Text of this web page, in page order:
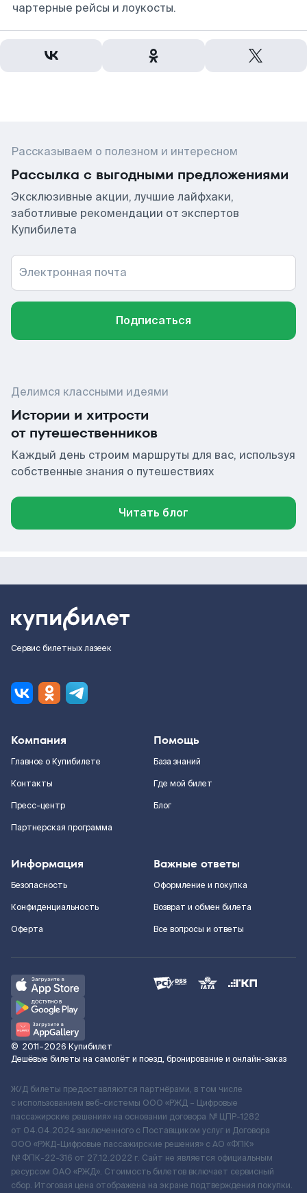
чартерные рейсы и лоукосты.
Рассказываем о полезном и интересном
Рассылка с выгодными предложениями
Эксклюзивные акции, лучшие лайфхаки,
заботливые рекомендации от экспертов
Купибилета
Электронная почта
Подписаться
Делимся классными идеями
Истории и хитрости
от путешественников
Каждый день строим маршруты для вас, используя
собственные знания о путешествиях
Читать блог
Сервис билетных лазеек
Компания
Главное о Купибилете
Контакты
Пресс-центр
Партнерская программа
Помощь
База знаний
Где мой билет
Блог
Информация
Безопасность
Конфиденциальность
Оферта
Важные ответы
Оформление и покупка
Возврат и обмен билета
Все вопросы и ответы
© 2011–2026 Купибилет
Дешёвые билеты на самолёт и поезд, бронирование и онлайн-заказ
Ж/Д билеты предоставляются партнёрами, в том числе
с использованием веб-системы ООО «РЖД – Цифровые
пассажирские решения» на основании договора № ЦПР-1282
от 04.04.2024 заключенного с Поставщиком услуг и Договора
ООО «РЖД-Цифровые пассажирские решения» c АО «ФПК»
№ ФПК-22-316 от 27.12.2022 г. Сайт не является официальным
ресурсом ОАО «РЖД». Стоимость билетов включает сервисный
сбор. Итоговая цена отображена на экране подтверждения покупки.